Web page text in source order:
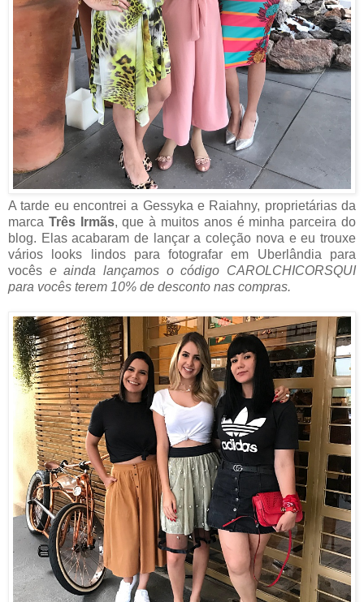
A tarde eu encontrei a Gessyka e Raiahny, proprietárias da
marca Três Irmãs, que à muitos anos é minha parceira do
blog. Elas acabaram de lançar a coleção nova e eu trouxe
vários looks lindos para fotografar em Uberlândia para
vocês e ainda lançamos o código CAROLCHICORSQUI
para vocês terem 10% de desconto nas compras.